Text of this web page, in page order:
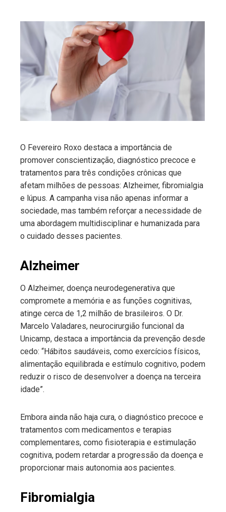
O Fevereiro Roxo destaca a importância de
promover conscientização, diagnóstico precoce e
tratamentos para três condições crônicas que
afetam milhões de pessoas: Alzheimer, fibromialgia
e lúpus. A campanha visa não apenas informar a
sociedade, mas também reforçar a necessidade de
uma abordagem multidisciplinar e humanizada para
o cuidado desses pacientes.
Alzheimer
O Alzheimer, doença neurodegenerativa que
compromete a memória e as funções cognitivas,
atinge cerca de 1,2 milhão de brasileiros. O Dr.
Marcelo Valadares, neurocirurgião funcional da
Unicamp, destaca a importância da prevenção desde
cedo: “Hábitos saudáveis, como exercícios físicos,
alimentação equilibrada e estímulo cognitivo, podem
reduzir o risco de desenvolver a doença na terceira
idade”.
Embora ainda não haja cura, o diagnóstico precoce e
tratamentos com medicamentos e terapias
complementares, como fisioterapia e estimulação
cognitiva, podem retardar a progressão da doença e
proporcionar mais autonomia aos pacientes.
Fibromialgia